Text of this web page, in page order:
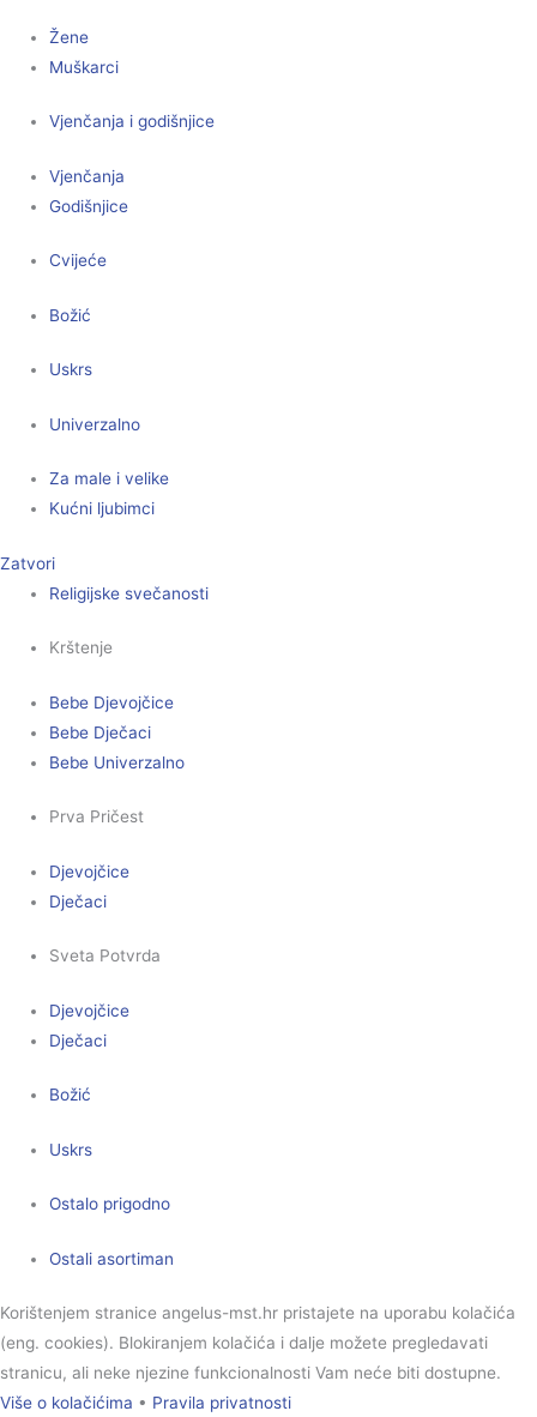
Žene
Muškarci
Vjenčanja i godišnjice
Vjenčanja
Godišnjice
Cvijeće
Božić
Uskrs
Univerzalno
Za male i velike
Kućni ljubimci
Zatvori
Religijske svečanosti
Krštenje
Bebe Djevojčice
Bebe Dječaci
Bebe Univerzalno
Prva Pričest
Djevojčice
Dječaci
Sveta Potvrda
Djevojčice
Dječaci
Božić
Uskrs
Ostalo prigodno
Ostali asortiman
Korištenjem stranice angelus-mst.hr pristajete na uporabu kolačića
(eng. cookies). Blokiranjem kolačića i dalje možete pregledavati
stranicu, ali neke njezine funkcionalnosti Vam neće biti dostupne.
Više o kolačićima • Pravila privatnosti